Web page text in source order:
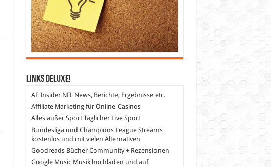
Links DeLuXe!
AF InsiderNFL News, Berichte, Ergebnisse etc.
Affiliate Marketingfür Online-Casinos
Alles außer SportTäglicher Live Sport
Bundesliga und Champions League Streams
kostenlos und mit vielen Alternativen
GoodreadsBücher Community + Rezensionen
Google MusicMusik hochladen und auf